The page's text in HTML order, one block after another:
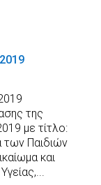
της
με τίτλο:
των Παιδιών
και